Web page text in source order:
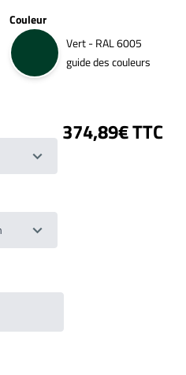
Couleur
Vert - RAL 6005
guide des couleurs
374,89€ TTC